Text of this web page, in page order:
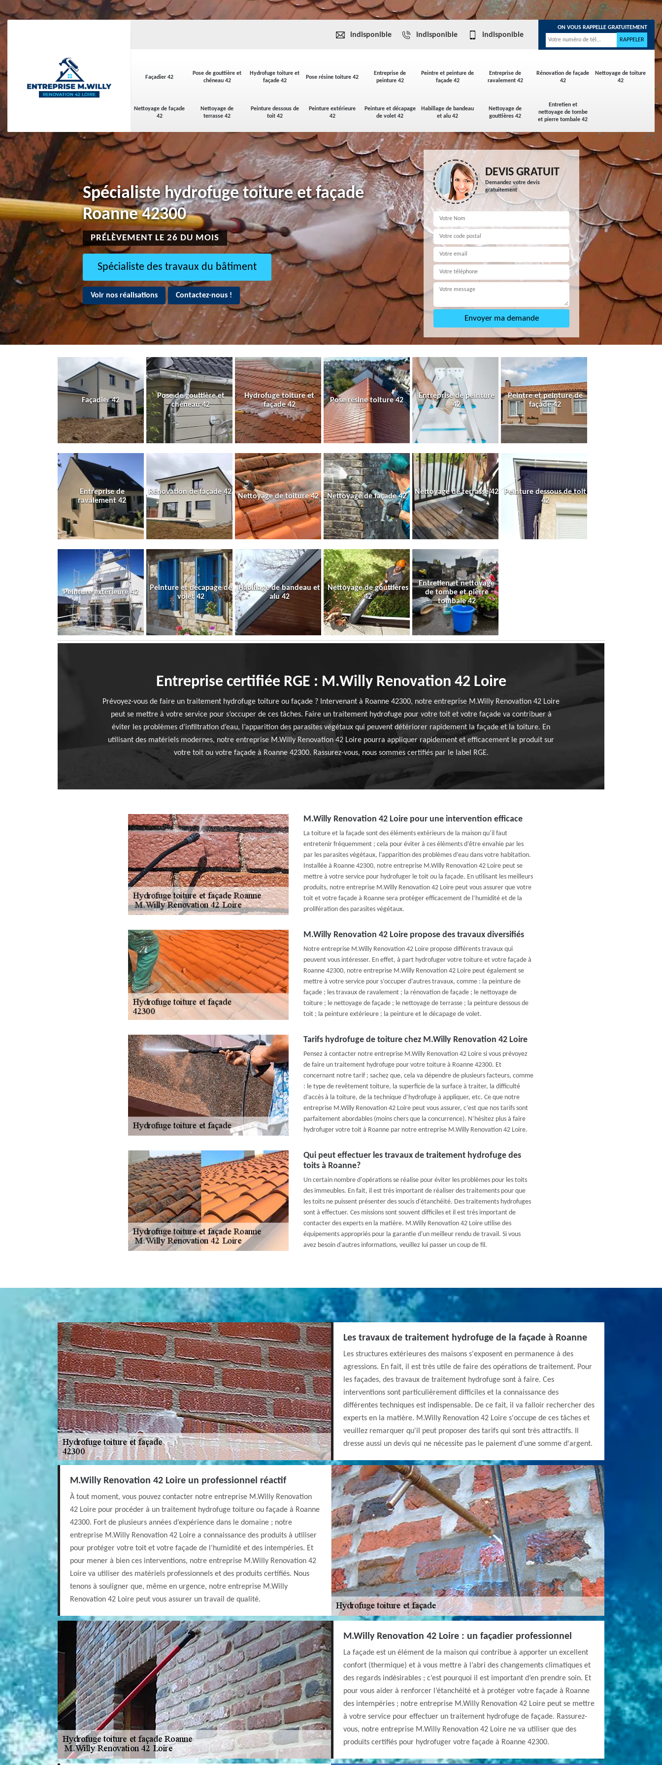
Façadier 42
Pose de gouttière et
chéneau 42
Hydrofuge toiture et
façade 42
Pose résine toiture 42
Entreprise de
peinture 42
Peintre et peinture de
façade 42
Entreprise de
ravalement 42
Rénovation de façade
42
Nettoyage de toiture
42
Nettoyage de façade
42
Nettoyage de
terrasse 42
Peinture dessous de
toit 42
Peinture extérieure
42
Peinture et décapage
de volet 42
Habillage de bandeau
et alu 42
Nettoyage de
gouttières 42
Entretien et
nettoyage de tombe
et pierre tombale 42
indisponible indisponible indisponible
ON VOUS RAPPELLE GRATUITEMENT
Spécialiste hydrofuge toiture et façade
Roanne 42300
PRÉLÈVEMENT LE 26 DU MOIS
Spécialiste des travaux du bâtiment
Voir nos réalisations Contactez-nous !
DEVIS GRATUIT
Demandez votre devis
gratuitement
Façadier 42
Pose de gouttière et
chéneau 42
Hydrofuge toiture et
façade 42
Pose résine toiture 42
Entreprise de peinture
42
Peintre et peinture de
façade 42
Entreprise de
ravalement 42
Rénovation de façade 42
Nettoyage de toiture 42 Nettoyage de façade 42
Nettoyage de terrasse 42
Peinture dessous de toit
42
Peinture extérieure 42
Peinture et décapage de
volet 42
Habillage de bandeau et
alu 42
Nettoyage de gouttières
42
Entretien et nettoyage
de tombe et pierre
tombale 42
Entreprise certifiée RGE : M.Willy Renovation 42 Loire
Prévoyez-vous de faire un traitement hydrofuge toiture ou façade ? Intervenant à Roanne 42300, notre entreprise M.Willy Renovation 42 Loire
peut se mettre à votre service pour s’occuper de ces tâches. Faire un traitement hydrofuge pour votre toit et votre façade va contribuer à
éviter les problèmes d’infiltration d’eau, l’apparition des parasites végétaux qui peuvent détériorer rapidement la façade et la toiture. En
utilisant des matériels modernes, notre entreprise M.Willy Renovation 42 Loire pourra appliquer rapidement et efficacement le produit sur
votre toit ou votre façade à Roanne 42300. Rassurez-vous, nous sommes certifiés par le label RGE.
M.Willy Renovation 42 Loire pour une intervention efficace
La toiture et la façade sont des éléments extérieurs de la maison qu’il faut
entretenir fréquemment ; cela pour éviter à ces éléments d’être envahie par les
par les parasites végétaux, l’apparition des problèmes d’eau dans votre habitation.
Installée à Roanne 42300, notre entreprise M.Willy Renovation 42 Loire peut se
mettre à votre service pour hydrofuger le toit ou la façade. En utilisant les meilleurs
produits, notre entreprise M.Willy Renovation 42 Loire peut vous assurer que votre
toit et votre façade à Roanne sera protéger efficacement de l’humidité et de la
prolifération des parasites végétaux.
M.Willy Renovation 42 Loire propose des travaux diversifiés
Notre entreprise M.Willy Renovation 42 Loire propose différents travaux qui
peuvent vous intéresser. En effet, à part hydrofuger votre toiture et votre façade à
Roanne 42300, notre entreprise M.Willy Renovation 42 Loire peut également se
mettre à votre service pour s’occuper d’autres travaux, comme : la peinture de
façade ; les travaux de ravalement ; la rénovation de façade ; le nettoyage de
toiture ; le nettoyage de façade ; le nettoyage de terrasse ; la peinture dessous de
toit ; la peinture extérieure ; la peinture et le décapage de volet.
Tarifs hydrofuge de toiture chez M.Willy Renovation 42 Loire
Pensez à contacter notre entreprise M.Willy Renovation 42 Loire si vous prévoyez
de faire un traitement hydrofuge pour votre toiture à Roanne 42300. Et
concernant notre tarif ; sachez que, cela va dépendre de plusieurs facteurs, comme
: le type de revêtement toiture, la superficie de la surface à traiter, la difficulté
d’accès à la toiture, de la technique d’hydrofuge à appliquer, etc. Ce que notre
entreprise M.Willy Renovation 42 Loire peut vous assurer, c’est que nos tarifs sont
parfaitement abordables (moins chers que la concurrence). N’hésitez plus à faire
hydrofuger votre toit à Roanne par notre entreprise M.Willy Renovation 42 Loire.
Qui peut effectuer les travaux de traitement hydrofuge des
toits à Roanne?
Un certain nombre d'opérations se réalise pour éviter les problèmes pour les toits
des immeubles. En fait, il est très important de réaliser des traitements pour que
les toits ne puissent présenter des soucis d'étanchéité. Des traitements hydrofuges
sont à effectuer. Ces missions sont souvent difficiles et il est très important de
contacter des experts en la matière. M.Willy Renovation 42 Loire utilise des
équipements appropriés pour la garantie d'un meilleur rendu de travail. Si vous
avez besoin d'autres informations, veuillez lui passer un coup de fil.
Les travaux de traitement hydrofuge de la façade à Roanne
Les structures extérieures des maisons s'exposent en permanence à des
agressions. En fait, il est très utile de faire des opérations de traitement. Pour
les façades, des travaux de traitement hydrofuge sont à faire. Ces
interventions sont particulièrement difficiles et la connaissance des
différentes techniques est indispensable. De ce fait, il va falloir rechercher des
experts en la matière. M.Willy Renovation 42 Loire s'occupe de ces tâches et
veuillez remarquer qu'il peut proposer des tarifs qui sont très attractifs. Il
dresse aussi un devis qui ne nécessite pas le paiement d'une somme d'argent.
M.Willy Renovation 42 Loire un professionnel réactif
À tout moment, vous pouvez contacter notre entreprise M.Willy Renovation
42 Loire pour procéder à un traitement hydrofuge toiture ou façade à Roanne
42300. Fort de plusieurs années d’expérience dans le domaine ; notre
entreprise M.Willy Renovation 42 Loire a connaissance des produits à utiliser
pour protéger votre toit et votre façade de l’humidité et des intempéries. Et
pour mener à bien ces interventions, notre entreprise M.Willy Renovation 42
Loire va utiliser des matériels professionnels et des produits certifiés. Nous
tenons à souligner que, même en urgence, notre entreprise M.Willy
Renovation 42 Loire peut vous assurer un travail de qualité.
M.Willy Renovation 42 Loire : un façadier professionnel
La façade est un élément de la maison qui contribue à apporter un excellent
confort (thermique) et à vous mettre à l’abri des changements climatiques et
des regards indésirables ; c’est pourquoi il est important d’en prendre soin. Et
pour vous aider à renforcer l’étanchéité et à protéger votre façade à Roanne
des intempéries ; notre entreprise M.Willy Renovation 42 Loire peut se mettre
à votre service pour effectuer un traitement hydrofuge de façade. Rassurez-
vous, notre entreprise M.Willy Renovation 42 Loire ne va utiliser que des
produits certifiés pour hydrofuger votre façade à Roanne 42300.